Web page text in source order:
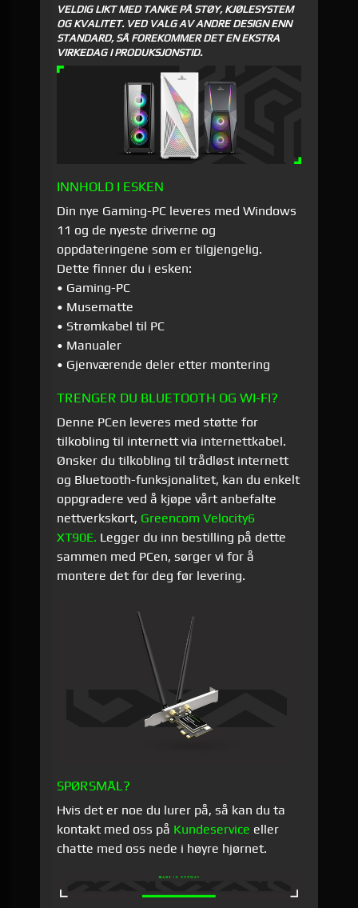
VELDIG LIKT MED TANKE PÅ STØY, KJØLESYSTEM
OG KVALITET. VED VALG AV ANDRE DESIGN ENN
STANDARD, SÅ FOREKOMMER DET EN EKSTRA
VIRKEDAG I PRODUKSJONSTID.
INNHOLD I ESKEN
Din nye Gaming-PC leveres med Windows
11 og de nyeste driverne og
oppdateringene som er tilgjengelig.
Dette finner du i esken:
• Gaming-PC
• Musematte
• Strømkabel til PC
• Manualer
• Gjenværende deler etter montering
TRENGER DU BLUETOOTH OG WI-FI?
Denne PCen leveres med støtte for
tilkobling til internett via internettkabel.
Ønsker du tilkobling til trådløst internett
og Bluetooth-funksjonalitet, kan du enkelt
oppgradere ved å kjøpe vårt anbefalte
nettverkskort, Greencom Velocity6
XT90E. Legger du inn bestilling på dette
sammen med PCen, sørger vi for å
montere det for deg før levering.
SPØRSMÅL?
Hvis det er noe du lurer på, så kan du ta
kontakt med oss på Kundeservice eller
chatte med oss nede i høyre hjørnet.